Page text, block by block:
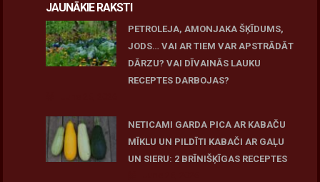
JAUNĀKIE RAKSTI
PETROLEJA, AMONJAKA ŠĶĪDUMS,
JODS… VAI AR TIEM VAR APSTRĀDĀT
DĀRZU? VAI DĪVAINĀS LAUKU
RECEPTES DARBOJAS?
NETICAMI GARDA PICA AR KABAČU
MĪKLU UN PILDĪTI KABAČI AR GAĻU
UN SIERU: 2 BRĪNIŠĶĪGAS RECEPTES